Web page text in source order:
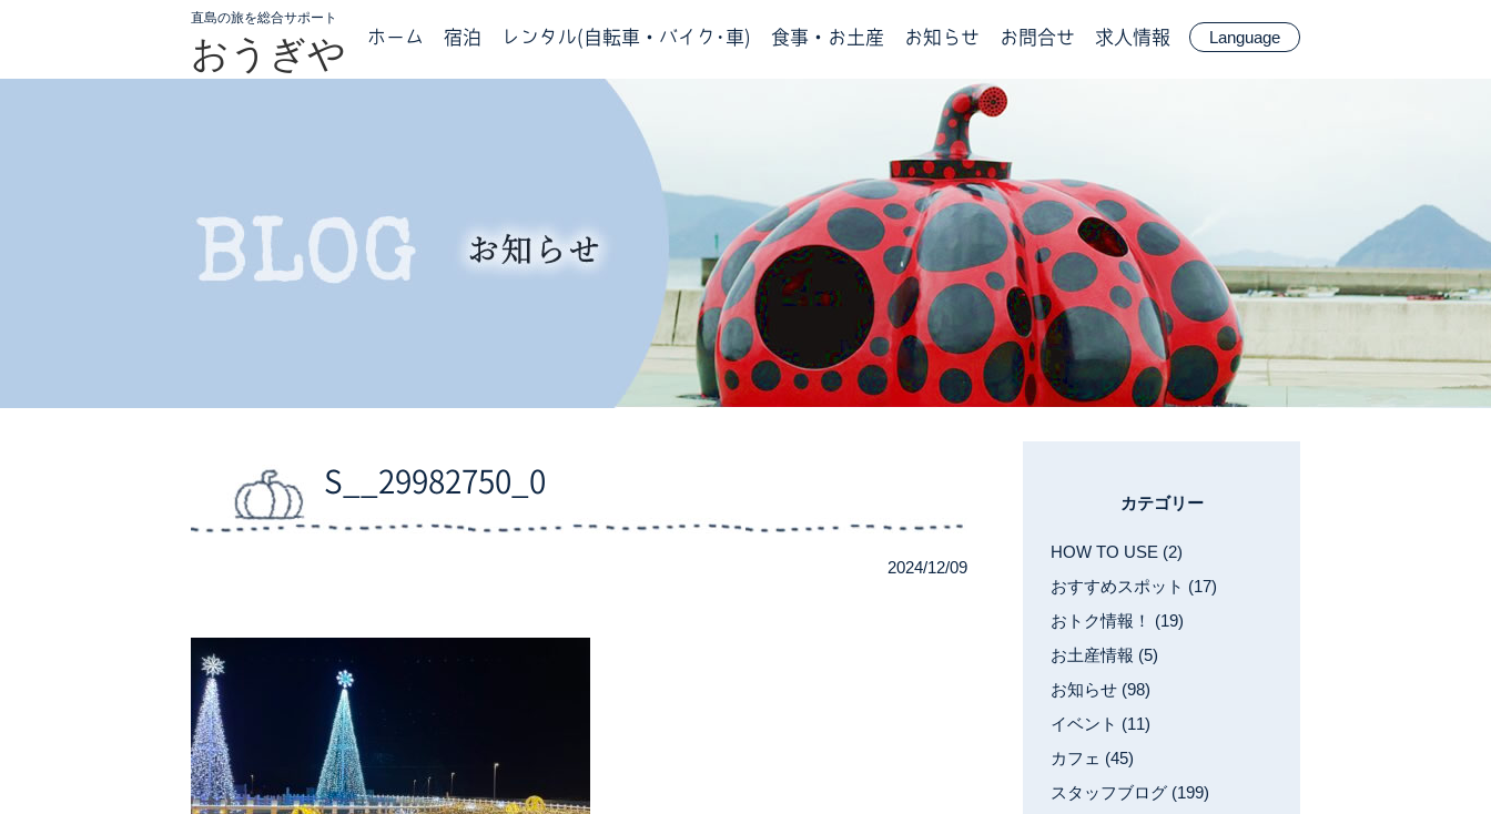
直島の旅を総合サポート
おうぎや ホーム 宿泊 レンタル(自転車・バイク･車) 食事・お土産 お知らせ お問合せ 求人情報 Language
S__29982750_0
2024/12/09
カテゴリー
HOW TO USE (2)
おすすめスポット (17)
おトク情報！ (19)
お土産情報 (5)
お知らせ (98)
イベント (11)
カフェ (45)
スタッフブログ (199)